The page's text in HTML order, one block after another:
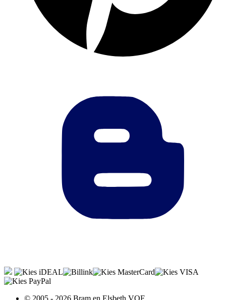
© 2005 - 2026 Bram en Elsbeth VOF